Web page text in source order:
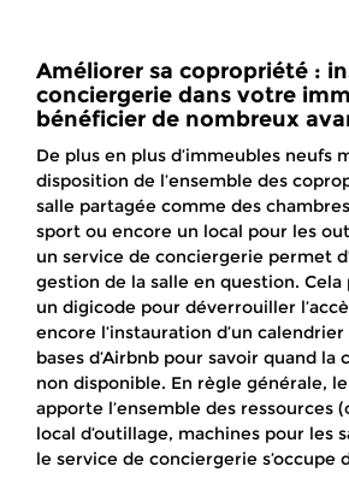
Améliorer sa copropriété :
conciergerie dans votre
bénéficier de nombreux
De plus en plus d’immeubles neufs
disposition de l’ensemble des
salle partagée comme des
sport ou encore un local pour les
un service de conciergerie permet
gestion de la salle en question. Cela
un digicode pour déverrouiller
encore l’instauration d’un
bases d’Airbnb pour savoir quand la
non disponible. En règle générale,
apporte l’ensemble des ressources
local d’outillage, machines pour les
le service de conciergerie s’occupe